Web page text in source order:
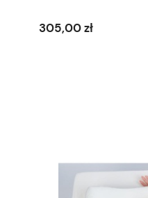
305,00 zł